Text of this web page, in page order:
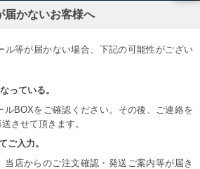
かないお客様へ
ル等が届かない場合、下記の可能性がござい
っている。
ルBOXをご確認ください。その後、ご連絡を
させて頂きます。
ご入力。
当店からのご注文確認・発送ご案内等が届き